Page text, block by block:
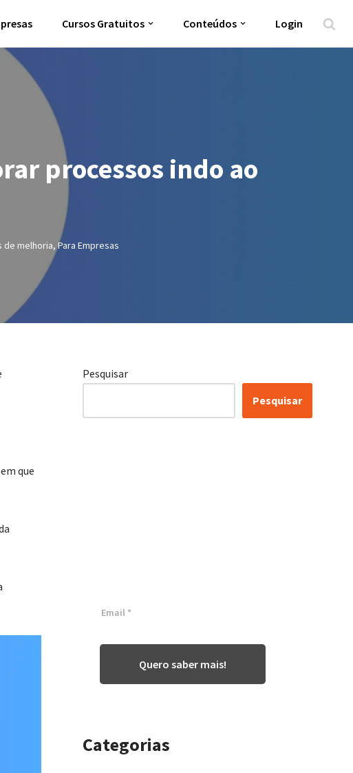
Cursos Gratuitos Conteúdos Login
processos indo ao
de melhoria,Para Empresas
que
Pesquisar
Pesquisar
Quero saber mais!
Categorias